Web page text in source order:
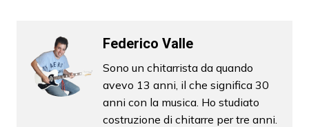
Federico Valle
Sono un chitarrista da quando
avevo 13 anni, il che significa 30
anni con la musica. Ho studiato
costruzione di chitarre per tre anni.